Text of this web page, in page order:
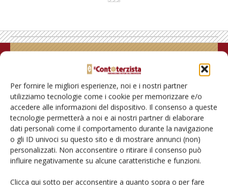
Per fornire le migliori esperienze, noi e i nostri partner
utilizziamo tecnologie come i cookie per memorizzare e/o
accedere alle informazioni del dispositivo. Il consenso a queste
tecnologie permetterà a noi e ai nostri partner di elaborare
dati personali come il comportamento durante la navigazione
o gli ID univoci su questo sito e di mostrare annunci (non)
personalizzati. Non acconsentire o ritirare il consenso può
influire negativamente su alcune caratteristiche e funzioni.
Clicca qui sotto per acconsentire a quanto sopra o per fare
Rimani aggiornato sul mondo
dell’agricoltura
Iscriviti alle nostre newsletter